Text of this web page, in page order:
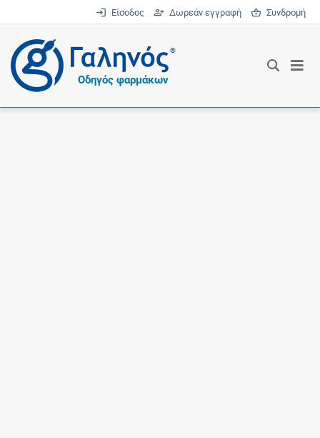
Είσοδος Δωρεάν εγγραφή Συνδρομή
®
Οδηγός φαρμάκων